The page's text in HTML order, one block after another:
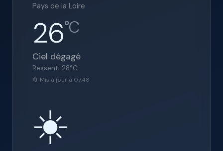
Pays de la Loire
26°C
Ciel dégagé
Ressenti 28°C
🔄 Mis à jour à 07:48
☀️